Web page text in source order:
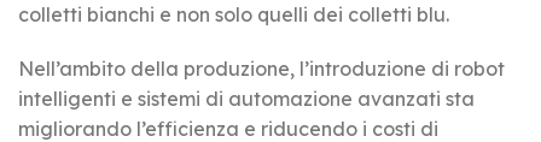
colletti bianchi e non solo quelli dei colletti blu.
Nell’ambito della produzione, l’introduzione di robot
intelligenti e sistemi di automazione avanzati sta
migliorando l’efficienza e riducendo i costi di